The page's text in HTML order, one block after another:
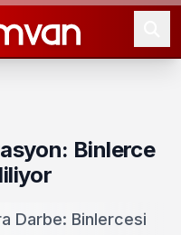
Binlerce
Darbe: Binlercesi